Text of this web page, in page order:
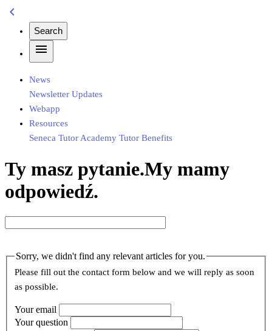
chevron_left
Search
menu
News
Newsletter Updates
Webapp
Resources
Seneca Tutor Academy Tutor Benefits
Ty masz pytanie.My mamy
odpowiedź.
Sorry, we didn't find any relevant articles for you.
Please fill out the contact form below and we will reply as soon
as possible.
Your email
Your question